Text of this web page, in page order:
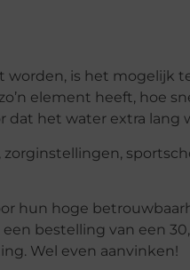
worden, is het mogelijk
element heeft, hoe
het water extra lang
hun hoge
bestelling van een 30,
Wel even aanvinken!